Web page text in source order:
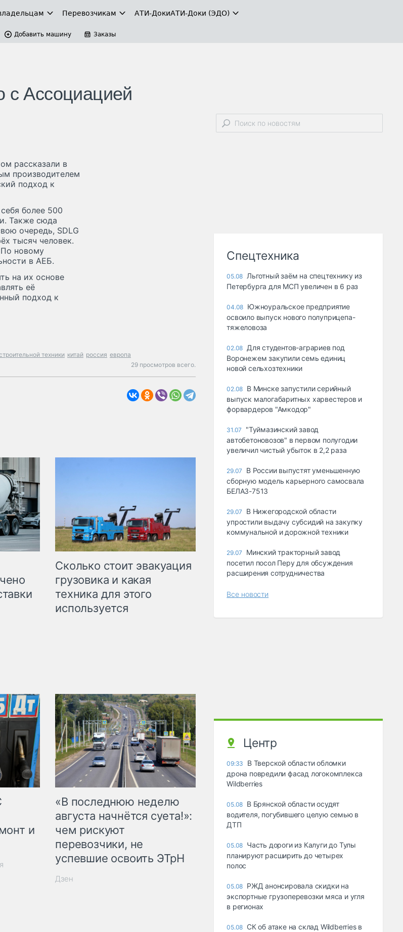
Перевозчикам АТИ-ДокиАТИ-Доки (ЭДО)
Добавить машину Заказы
с Ассоциацией
рассказали в
производителем
подход к
более 500
Также сюда
очередь, SDLG
тысяч человек.
По новому
в АЕБ.
на их основе
её
подход к
техники китай россия европа
29 просмотров всего.
Сколько стоит эвакуация
грузовика и какая
техника для этого
используется
и
«В последнюю неделю
августа начнётся суета!»:
чем рискуют
перевозчики, не
успевшие освоить ЭТрН
Дзен
Спецтехника
05.08 Льготный заём на спецтехнику из
Петербурга для МСП увеличен в 6 раз
04.08 Южноуральское предприятие
освоило выпуск нового полуприцепа-
тяжеловоза
02.08 Для студентов-аграриев под
Воронежем закупили семь единиц
новой сельхозтехники
02.08 В Минске запустили серийный
выпуск малогабаритных харвестеров и
форвардеров "Амкодор"
31.07
"Туймазинский завод
автобетоновозов" в первом полугодии
увеличил чистый убыток в 2,2 раза
29.07
В России выпустят уменьшенную
сборную модель карьерного самосвала
БЕЛАЗ-7513
29.07
В Нижегородской области
упростили выдачу субсидий на закупку
коммунальной и дорожной техники
29.07
Минский тракторный завод
посетил посол Перу для обсуждения
расширения сотрудничества
Все новости
Центр
09:33
В Тверской области обломки
дрона повредили фасад логокомплекса
Wildberries
05.08 В Брянской области осудят
водителя, погубившего целую семью в
ДТП
05.08 Часть дороги из Калуги до Тулы
планируют расширить до четырех
полос
05.08 РЖД анонсировала скидки на
экспортные грузоперевозки мяса и угля
в регионах
05.08 СК об атаке на склад Wildberries в